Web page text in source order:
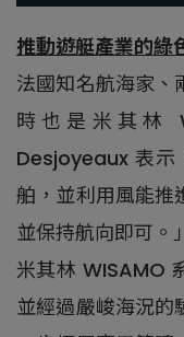
推動遊艇產業的綠
法國知名航海家、
時也是米其林
Desjoyeaux 表示
舶，並利用風能推
並保持航向即可。」
米其林 WISAMO
並經過嚴峻海況的